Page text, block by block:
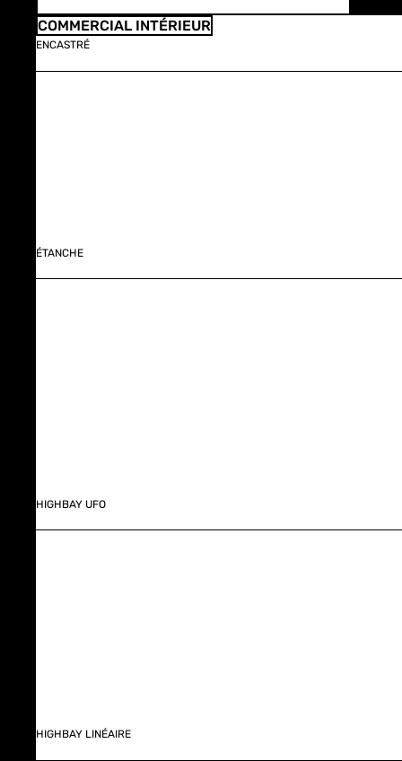
COMMERCIAL INTÉRIEUR
ENCASTRÉ
ÉTANCHE
HIGHBAY UFO
HIGHBAY LINÉAIRE